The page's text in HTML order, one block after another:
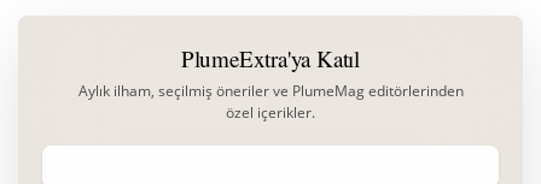
PlumeExtra'ya Katıl
Aylık ilham, seçilmiş öneriler ve PlumeMag editörlerinden
özel içerikler.